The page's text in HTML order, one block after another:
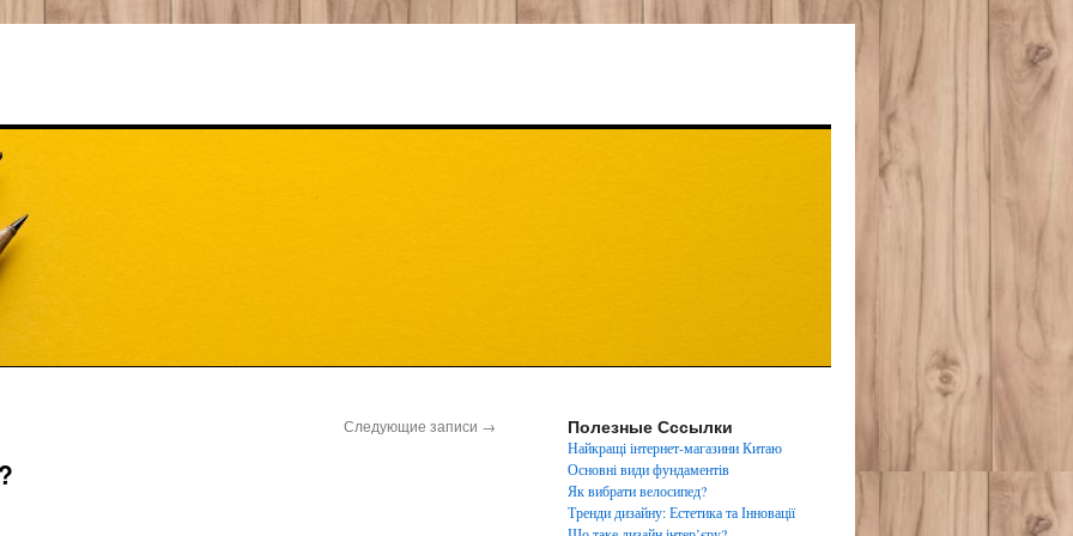
Следующие записи → Полезные Сссылки
Найкращі інтернет-магазини Китаю
Основні види фундаментів
Як вибрати велосипед?
Тренди дизайну: Естетика та Інновації